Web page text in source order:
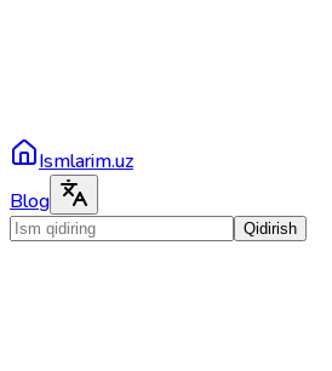
Ismlarim.uz
Blog
Qidirish